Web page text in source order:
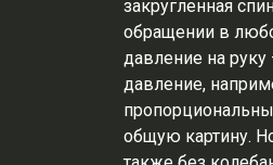
закругленная
обращении в
давление на
давление,
общую картину.